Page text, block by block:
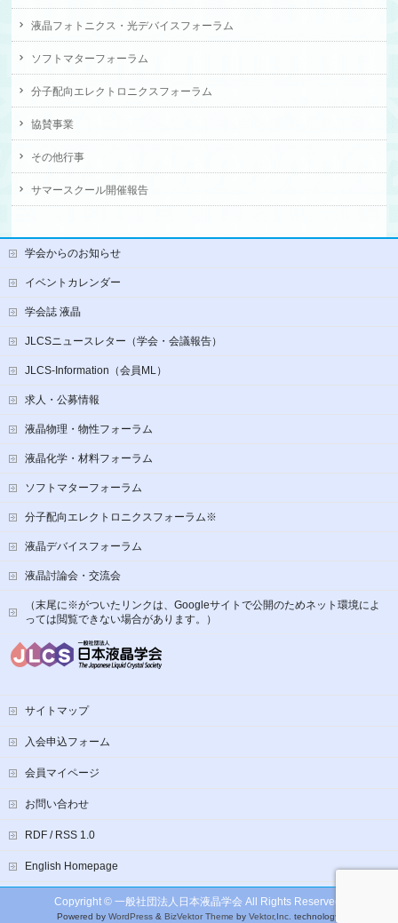
液晶フォトニクス・光デバイスフォーラム
ソフトマターフォーラム
分子配向エレクトロニクスフォーラム
協賛事業
その他行事
サマースクール開催報告
学会からのお知らせ
イベントカレンダー
学会誌 液晶
JLCSニュースレター（学会・会議報告）
JLCS-Information（会員ML）
求人・公募情報
液晶物理・物性フォーラム
液晶化学・材料フォーラム
ソフトマターフォーラム
分子配向エレクトロニクスフォーラム※
液晶デバイスフォーラム
液晶討論会・交流会
（末尾に※がついたリンクは、Googleサイトで公開のためネット環境によ
っては閲覧できない場合があります。）
サイトマップ
入会申込フォーム
会員マイページ
お問い合わせ
RDF / RSS 1.0
English Homepage
Copyright © 一般社団法人日本液晶学会 All Rights Reserved.
Powered by WordPress& BizVektor Theme by Vektor,Inc. technology.